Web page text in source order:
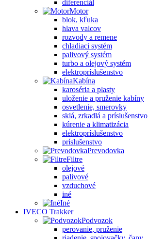
diferenciál
Motor
blok, kľuka
hlava valcov
rozvody a remene
chladiaci systém
palivový systém
turbo a olejový systém
elektropríslušenstvo
Kabína
karoséria a plasty
uloženie a pruženie kabíny
osvetlenie, smerovky
sklá, zrkadlá a príslušenstvo
kúrenie a klimatizácia
elektropríslušenstvo
príslušenstvo
Prevodovka
Filtre
olejové
palivové
vzduchové
iné
Iné
IVECO Trakker
Podvozok
perovanie, pruženie